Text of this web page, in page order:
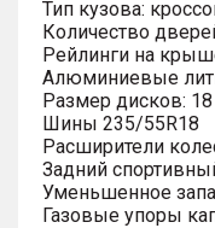
Тип кузова:
Количество
Рейлинги на
Алюминиевые
Размер дисков:
Шины 235/55R18
Расширители
Задний
Уменьшенное
Газовые упоры